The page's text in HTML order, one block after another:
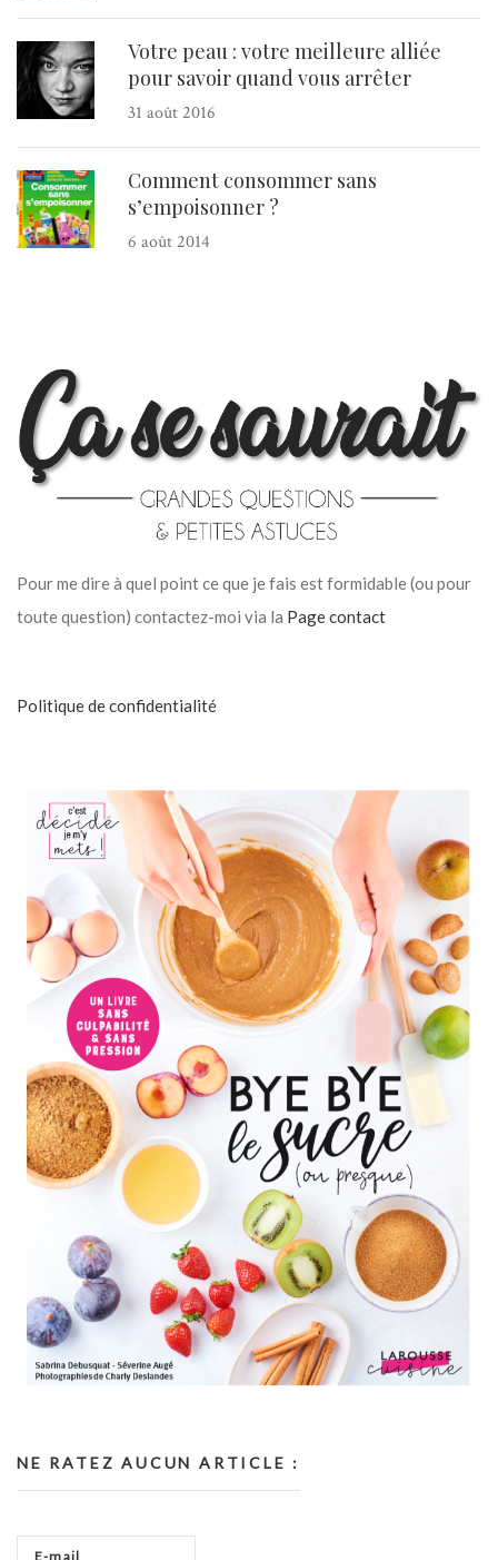
Votre peau : votre meilleure alliée
pour savoir quand vous arrêter
31 août 2016
Comment consommer sans
s’empoisonner ?
6 août 2014
Pour me dire à quel point ce que je fais est formidable (ou pour
toute question) contactez-moi via la Page contact
Politique de confidentialité
NE RATEZ AUCUN ARTICLE :